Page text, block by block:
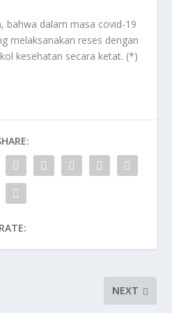
bahwa dalam masa covid-19
melaksanakan reses dengan
kesehatan secara ketat. (*)
RATE:
NEXT